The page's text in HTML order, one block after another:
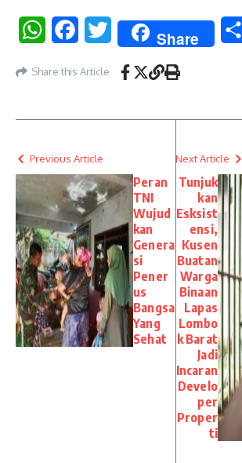
WhatsAppFacebookTwitter Share
Share this Article
Previous Article
Peran
TNI
Wujud
kan
Genera
si
Pener
us
Bangsa
Yang
Sehat
Next Article
Tunjuk
kan
Esksist
ensi,
Kusen
Buatan
Warga
Binaan
Lapas
Lombo
k Barat
Jadi
Incaran
Develo
per
Proper
ti